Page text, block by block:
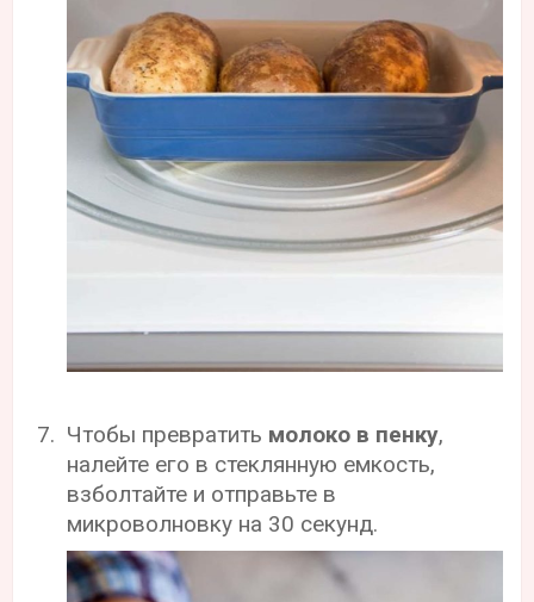
Чтобы превратить молоко в пенку,
налейте его в стеклянную емкость,
взболтайте и отправьте в
микроволновку на 30 секунд.